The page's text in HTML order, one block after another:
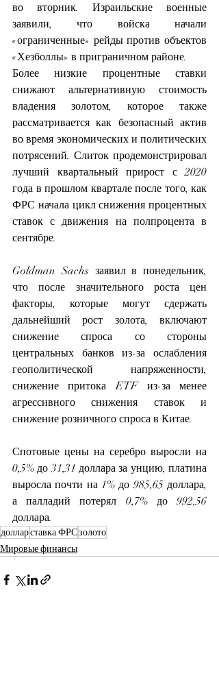
во вторник. Израильские военные
заявили, что войска начали
«ограниченные» рейды против объектов
«Хезболлы» в приграничном районе.
Более низкие процентные ставки
снижают альтернативную стоимость
владения золотом, которое также
рассматривается как безопасный актив
во время экономических и политических
потрясений. Слиток продемонстрировал
лучший квартальный прирост с 2020
года в прошлом квартале после того, как
ФРС начала цикл снижения процентных
ставок с движения на полпроцента в
сентябре.
Goldman Sachs заявил в понедельник,
что после значительного роста цен
факторы, которые могут сдержать
дальнейший рост золота, включают
снижение спроса со стороны
центральных банков из-за ослабления
геополитической напряженности,
снижение притока ETF из-за менее
агрессивного снижения ставок и
снижение розничного спроса в Китае.
Спотовые цены на серебро выросли на
0,5% до 31,31 доллара за унцию, платина
выросла почти на 1% до 985,65 доллара,
а палладий потерял 0,7% до 992,56
доллара.
долларставка ФРСзолото
Мировые финансы